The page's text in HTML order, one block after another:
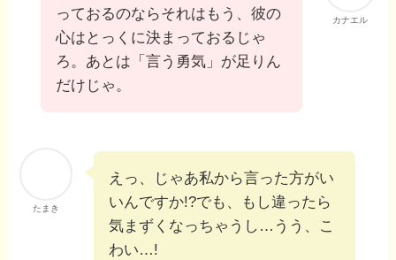
カナエル
っておるのならそれはもう、彼の
心はとっくに決まっておるじゃ
ろ。あとは「言う勇気」が足りん
だけじゃ。
たまき
えっ、じゃあ私から言った方がい
いんですか!?でも、もし違ったら
気まずくなっちゃうし…うう、こ
わい…!